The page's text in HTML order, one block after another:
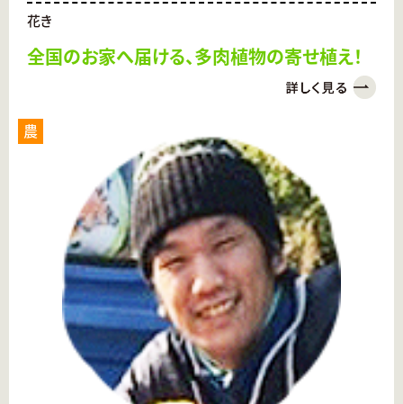
花き
全国のお家へ届ける、多肉植物の寄せ植え！
農